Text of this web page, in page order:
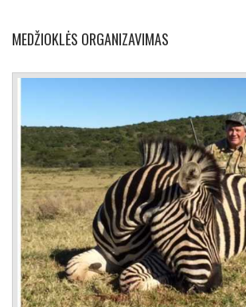
MEDŽIOKLĖS ORGANIZAVIMAS